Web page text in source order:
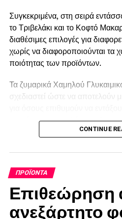
Συγκεκριμένα, στη σειρά
το Τριβελάκι και το Κοφτό
διαθέσιμες επιλογές για
χωρίς να διαφοροποιούνται τα
ποιότητας των προϊόντων.
Τα ζυμαρικά Χαμηλού
σχεδιαστεί ώστε να αποτελούν
προϊόντα με χαμηλότερο
τη γεύση και την υφή των
Η σειρά αποτελεί προϊόν
προσπάθειας και επένδυσης της
και ανάπτυξη, με στόχο τη
μπορούν να ενταχθούν στην
διατηρώντας τα χαρακτηριστικά
CONTINUE
ΠΡΟΪΌΝΤΑ
Επιθεώρηση
ανεξάρτητο